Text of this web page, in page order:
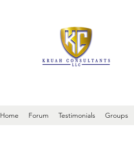
Home Forum Testimonials Groups